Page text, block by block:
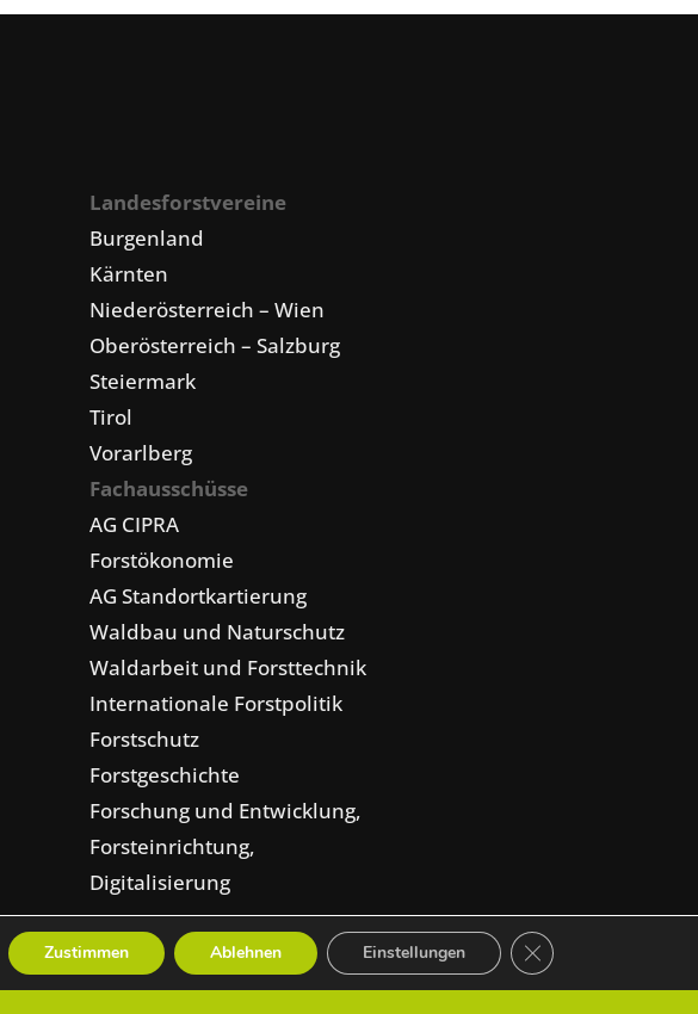
Landesforstvereine
Burgenland
Kärnten
Niederösterreich – Wien
Oberösterreich – Salzburg
Steiermark
Tirol
Vorarlberg
Fachausschüsse
AG CIPRA
Forstökonomie
AG Standortkartierung
Waldbau und Naturschutz
Waldarbeit und Forsttechnik
Internationale Forstpolitik
Forstschutz
Forstgeschichte
Forschung und Entwicklung,
Forsteinrichtung,
Digitalisierung
Zustimmen Ablehnen Einstellungen GDPR Cookie-